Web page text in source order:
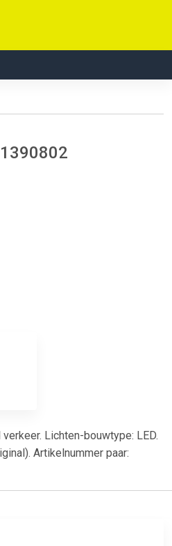
Lichten-bouwtype: LED.
Artikelnummer paar: